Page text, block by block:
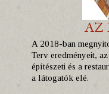
A 2018-ban
Terv eredményeit,
építészeti és a
a látogatók elé.